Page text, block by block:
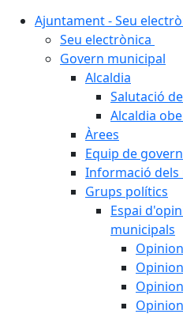
Ajuntament - Seu
Seu electrònica
Govern municipal
Alcaldia
Salutació
Alcaldia
Àrees
Equip de govern
Informació dels
Grups polítics
Espai
municipals